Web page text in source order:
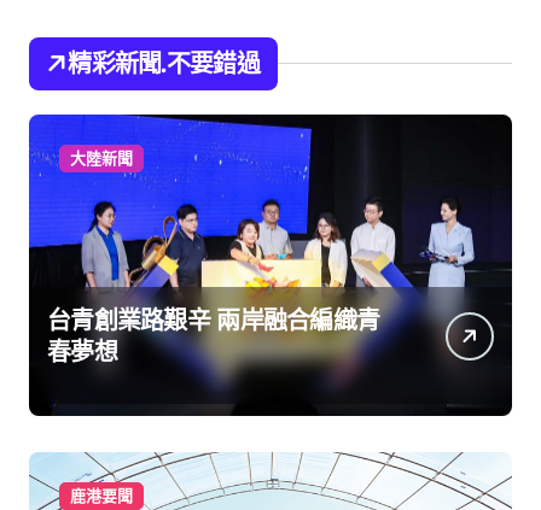
精彩新聞.不要錯過
大陸新聞
台青創業路艱辛 兩岸融合編織青
春夢想
鹿港要聞